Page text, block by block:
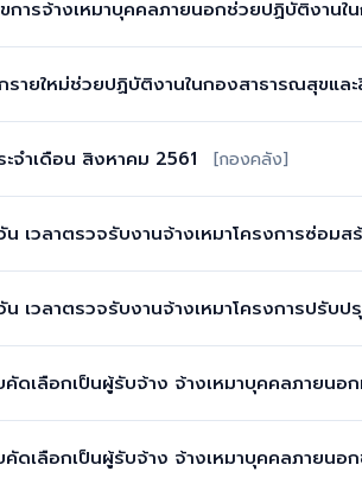
ารจ้างเหมาบุคคลภายนอกช่วยปฏิบัติงานใ
รายใหม่ช่วยปฏิบัติงานในกองสาธารณสุขแ
จำเดือน สิงหาคม 2561 [กองคลัง]
เวลาตรวจรับงานจ้างเหมาโครงการซ่อม
เวลาตรวจรับงานจ้างเหมาโครงการปรับ
ดเลือกเป็นผู้รับจ้าง จ้างเหมาบุคคลภายนอ
คัดเลือกเป็นผู้รับจ้าง จ้างเหมาบุคคลภายน